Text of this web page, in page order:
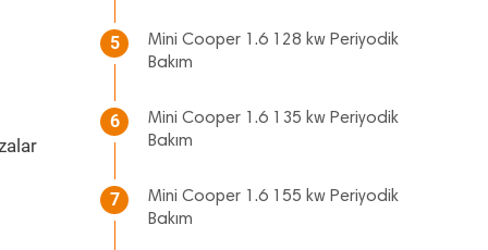
5
Mini Cooper 1.6 128 kw Periyodik
Bakım
6
Mini Cooper 1.6 135 kw Periyodik
Bakım
7
Mini Cooper 1.6 155 kw Periyodik
Bakım